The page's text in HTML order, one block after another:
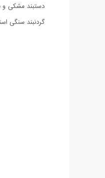
دستبند مشکی و
گردنبند سنگی